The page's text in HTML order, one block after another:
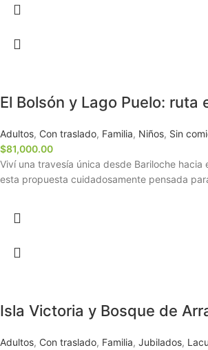
El Bolsón y Lago Puelo:
Adultos, Con traslado, Familia, Niños, Sin
$81,000.00
Viví una travesía única desde Bariloche
esta propuesta cuidadosamente pensada
Isla Victoria y Bosque de
Adultos, Con traslado, Familia, Jubilados,